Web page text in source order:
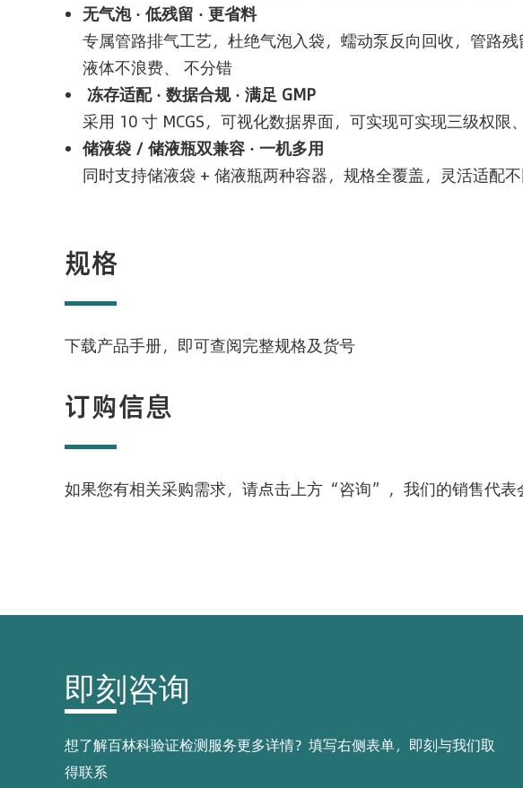
无气泡 · 低残留 · 更省料
专属管路排气工艺，杜绝气泡入袋，蠕动泵反向回收，管路
液体不浪费、 不分错
冻存适配 · 数据合规 · 满足 GMP
采用 10 寸 MCGS，可视化数据界面，可实现可实现三级权限
储液袋 / 储液瓶双兼容 · 一机多用
同时支持储液袋 + 储液瓶两种容器，规格全覆盖，灵活适配
规格
下载产品手册，即可查阅完整规格及货号
订购信息
如果您有相关采购需求，请点击上方“咨询”，我们的销售代表
即刻咨询
想了解百林科验证检测服务更多详情？填写右侧表单，即刻与我们取
得联系